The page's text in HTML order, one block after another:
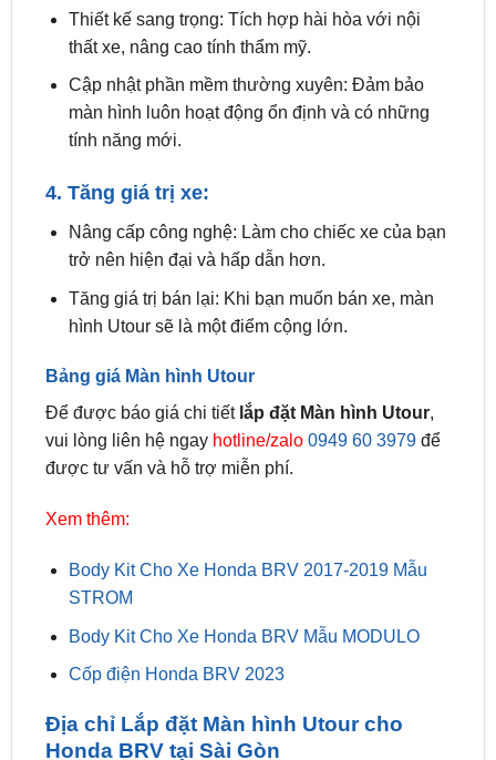
Cập nhật phần mềm thường xuyên: Đảm bảo
màn hình luôn hoạt động ổn định và có những
tính năng mới.
4. Tăng giá trị xe:
trở nên hiện đại và hấp dẫn hơn.
Tăng giá trị bán lại: Khi bạn muốn bán xe, màn
hình Utour sẽ là một điểm cộng lớn.
Bảng giá Màn hình Utour
vui lòng liên hệ ngayhotline/zalo
được tư vấn và hỗ trợ miễn phí.
Xem thêm:
Body Kit Cho Xe Honda BRV 2017-2019 Mẫu
Body Kit Cho Xe Honda BRV Mẫu MODULO
Địa chỉ Lắp đặt Màn hình Utour cho